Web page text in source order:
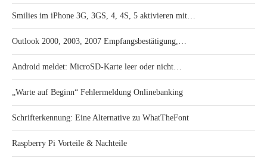
Smilies im iPhone 3G, 3GS, 4, 4S, 5 aktivieren mit…
Outlook 2000, 2003, 2007 Empfangsbestätigung,…
Android meldet: MicroSD-Karte leer oder nicht…
„Warte auf Beginn“ Fehlermeldung Onlinebanking
Schrifterkennung: Eine Alternative zu WhatTheFont
Raspberry Pi Vorteile & Nachteile